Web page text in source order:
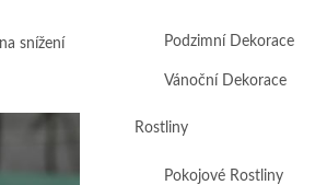
snížení
Podzimní Dekorace
Vánoční Dekorace
Rostliny
Pokojové Rostliny